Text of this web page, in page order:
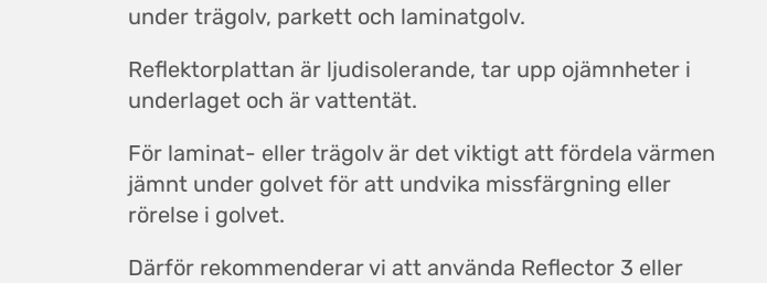
under trägolv, parkett och laminatgolv.
Reflektorplattan är ljudisolerande, tar upp ojämnheter i
underlaget och är vattentät.
För laminat- eller trägolv är det viktigt att fördela värmen
jämnt under golvet för att undvika missfärgning eller
rörelse i golvet.
Därför rekommenderar vi att använda Reflector 3 eller